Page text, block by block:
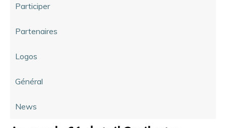
Participer
Partenaires
Logos
Général
News